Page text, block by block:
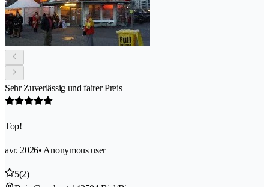
Sehr Zuverlässig und fairer Preis
Top!
avr. 2026• Anonymous user
5(2)